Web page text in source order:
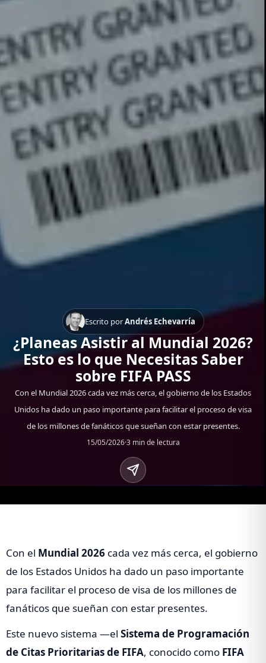
Escrito porAndrés Echevarría
¿Planeas Asistir al Mundial 2026?
Esto es lo que Necesitas Saber
sobre FIFA PASS
Con el Mundial 2026 cada vez más cerca, el gobierno de los Estados
Unidos ha dado un paso importante para facilitar el proceso de visa
de los millones de fanáticos que sueñan con estar presentes.
15/05/2026·3 min de lectura
Con el Mundial 2026 cada vez más cerca, el gobierno
de los Estados Unidos ha dado un paso importante
para facilitar el proceso de visa de los millones de
fanáticos que sueñan con estar presentes.
Este nuevo sistema —el Sistema de Programación
de Citas Prioritarias de FIFA, conocido como FIFA